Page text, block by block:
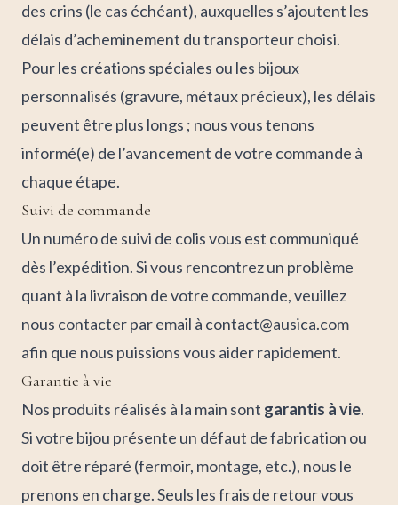
des crins (le cas échéant), auxquelles s’ajoutent les
délais d’acheminement du transporteur choisi.
Pour les créations spéciales ou les bijoux
personnalisés (gravure, métaux précieux), les délais
peuvent être plus longs ; nous vous tenons
informé(e) de l’avancement de votre commande à
chaque étape.
Suivi de commande
Un numéro de suivi de colis vous est communiqué
dès l’expédition. Si vous rencontrez un problème
quant à la livraison de votre commande, veuillez
nous contacter par email à contact@ausica.com
afin que nous puissions vous aider rapidement.
Garantie à vie
Nos produits réalisés à la main sont garantis à vie.
Si votre bijou présente un défaut de fabrication ou
doit être réparé (fermoir, montage, etc.), nous le
prenons en charge. Seuls les frais de retour vous